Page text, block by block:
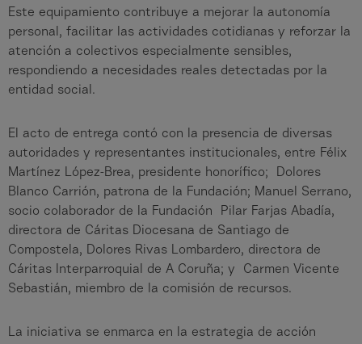
Este equipamiento contribuye a mejorar la autonomía
personal, facilitar las actividades cotidianas y reforzar la
atención a colectivos especialmente sensibles,
respondiendo a necesidades reales detectadas por la
entidad social.
El acto de entrega contó con la presencia de diversas
autoridades y representantes institucionales, entre Félix
Martínez López-Brea, presidente honorífico; Dolores
Blanco Carrión, patrona de la Fundación; Manuel Serrano,
socio colaborador de la Fundación Pilar Farjas Abadía,
directora de Cáritas Diocesana de Santiago de
Compostela, Dolores Rivas Lombardero, directora de
Cáritas Interparroquial de A Coruña; y Carmen Vicente
Sebastián, miembro de la comisión de recursos.
La iniciativa se enmarca en la estrategia de acción